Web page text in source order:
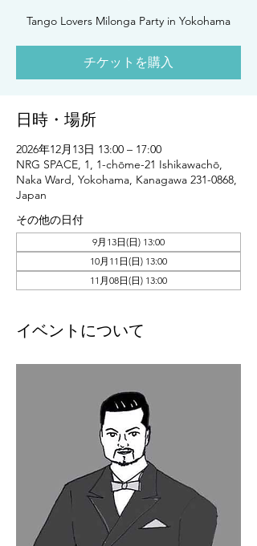
Tango Lovers Milonga Party in Yokohama
チケットを購入
日時・場所
2026年12月13日 13:00 – 17:00
NRG SPACE, 1, 1-chōme-21 Ishikawachō,
Naka Ward, Yokohama, Kanagawa 231-0868,
Japan
その他の日付
9月13日(日) 13:00
10月11日(日) 13:00
11月08日(日) 13:00
イベントについて